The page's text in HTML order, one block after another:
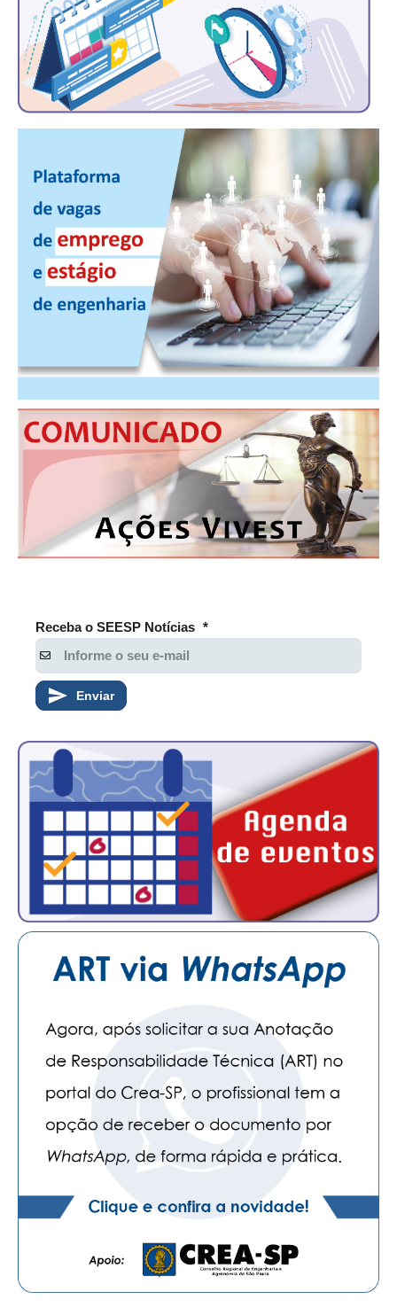
SEESP NOTÍCIAS
NOTÍCIAS NO WHATSAPP
FOTOS
PUBLICAÇÕES
MANUAL DE REDAÇÃO
RELEASES
CONTATO
CADASTRO
ATUALIZAÇÃO CADASTRAL
NÚCLEO JOVEM
Receba o SEESP Notícias *
Enviar